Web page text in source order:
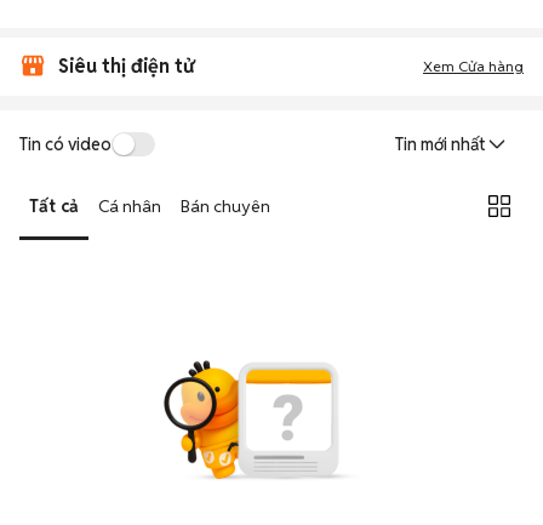
Siêu thị điện tử Xem Cửa hàng
Tin có video Tin mới nhất
Tất cả Cá nhân Bán chuyên